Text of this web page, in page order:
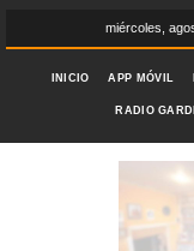
miércoles,
INICIO APP MÓVIL
RADIO